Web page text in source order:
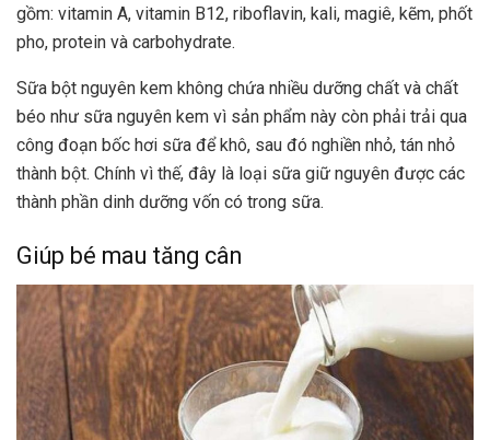
gồm: vitamin A, vitamin B12, riboflavin, kali, magiê, kẽm, phốt
pho, protein và carbohydrate.
Sữa bột nguyên kem không chứa nhiều dưỡng chất và chất
béo như sữa nguyên kem vì sản phẩm này còn phải trải qua
công đoạn bốc hơi sữa để khô, sau đó nghiền nhỏ, tán nhỏ
thành bột. Chính vì thế, đây là loại sữa giữ nguyên được các
thành phần dinh dưỡng vốn có trong sữa.
Giúp bé mau tăng cân